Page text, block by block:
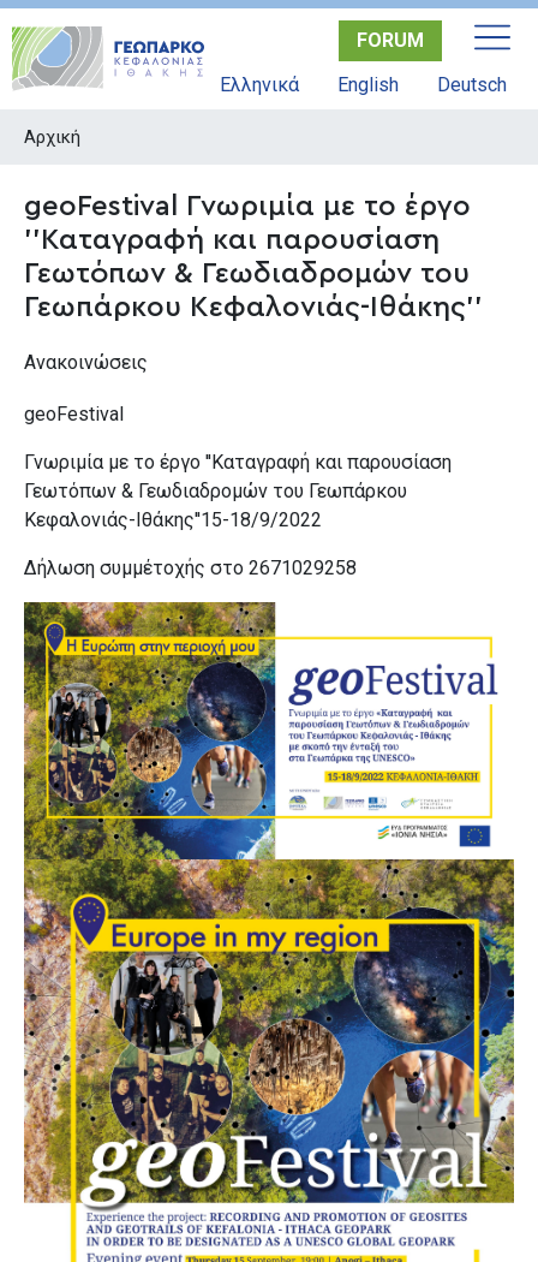
Παράκαμψη
FORUM
Ελληνικά
English Deutsch
Αρχική
geoFestival Γνωριμία με το έργο
''Καταγραφή και παρουσίαση
Γεωτόπων & Γεωδιαδρομών του
Γεωπάρκου Κεφαλονιάς-Ιθάκης''
Ανακοινώσεις
geoFestival
Γνωριμία με το έργο ''Καταγραφή και παρουσίαση
Γεωτόπων & Γεωδιαδρομών του Γεωπάρκου
Κεφαλονιάς-Ιθάκης''15-18/9/2022
Δήλωση συμμέτοχής στο 2671029258